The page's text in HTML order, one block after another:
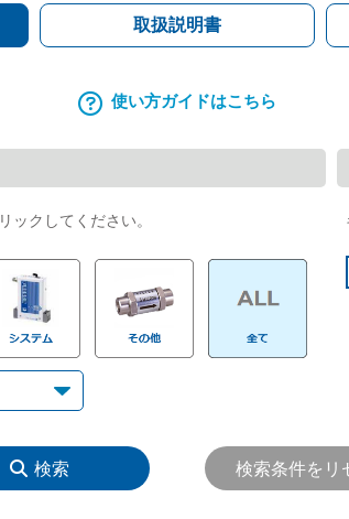
ガスシステム）機器交換マニュアル 1.5
取扱説明書
使い方ガイドはこちら
ックしてください。
検索 検索条件をリ